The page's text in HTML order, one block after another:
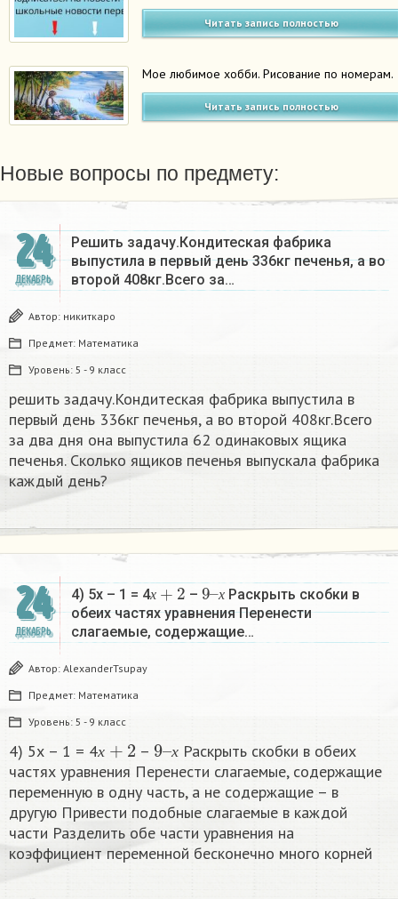
Читать запись полностью
Мое любимое хобби. Рисование по номерам.
Читать запись полностью
Новые вопросы по предмету:
24
ДЕКАБРЬ
Решить задачу.Кондитеская фабрика
выпустила в первый день 336кг печенья, а во
второй 408кг.Всего за…
Автор: никиткаро
Предмет: Математика
Уровень: 5 - 9 класс
решить задачу.Кондитеская фабрика выпустила в
первый день 336кг печенья, а во второй 408кг.Всего
за два дня она выпустила 62 одинаковых ящика
печенья. Сколько ящиков печенья выпускала фабрика
каждый день?
24
ДЕКАБРЬ
4) 5х – 1 = 4х
х+2
– х
9–
х
Раскрыть скобки в
обеих частях уравнения Перенести
слагаемые, содержащие…
Автор: AlexanderTsupay
Предмет: Математика
Уровень: 5 - 9 класс
4) 5х – 1 = 4х – х
9х
Раскрыть скобки в обеих
частях уравнения Перенести слагаемые, содержащие
переменную в одну часть, а не содержащие – в
другую Привести подобные слагаемые в каждой
части Разделить обе части уравнения на
коэффициент переменной бесконечно много корней​